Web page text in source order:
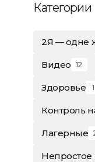
Категории
2Я — одне
Видео 12
Здоровье 1
Контроль
Лагерные
Непростое